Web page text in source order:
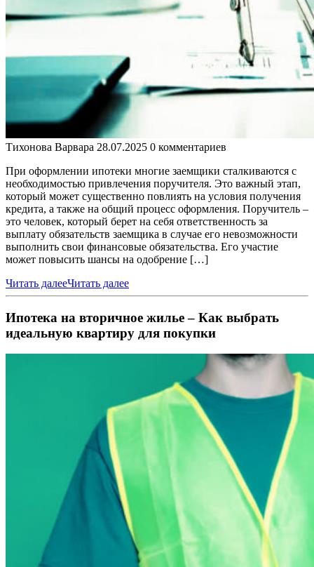
Тихонова Варвара 28.07.2025 0 комментариев
При оформлении ипотеки многие заемщики сталкиваются с
необходимостью привлечения поручителя. Это важный этап,
который может существенно повлиять на условия получения
кредита, а также на общий процесс оформления. Поручитель –
это человек, который берет на себя ответственность за
выплату обязательств заемщика в случае его невозможности
выполнить свои финансовые обязательства. Его участие
может повысить шансы на одобрение […]
Читать далееЧитать далее
Ипотека на вторичное жилье – Как выбрать
идеальную квартиру для покупки